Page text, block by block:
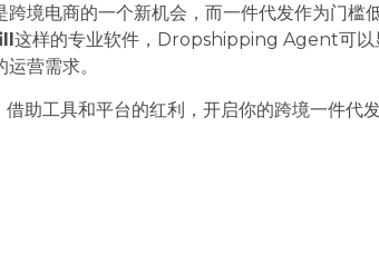
境电商的一个新机会，而一件代发作为门槛
这样的专业软件，Dropshipping Agent可以
营需求。
助工具和平台的红利，开启你的跨境一件代